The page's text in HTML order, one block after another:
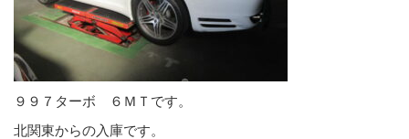
９９７ターボ ６ＭＴです。
北関東からの入庫です。